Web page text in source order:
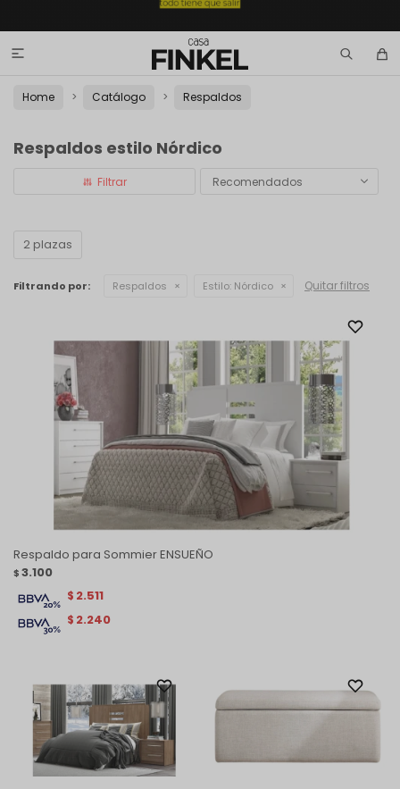

Home Catálogo Respaldos
Respaldos estilo Nórdico
Recomendados
2 plazas
Filtrando por: Respaldos Estilo: Nórdico Quitar filtros
Respaldo para Sommier ENSUEÑO
$ 3.100
$ 2.240
$ 2.511